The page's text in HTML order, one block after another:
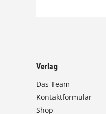
Verlag
Das Team
Kontaktformular
Shop